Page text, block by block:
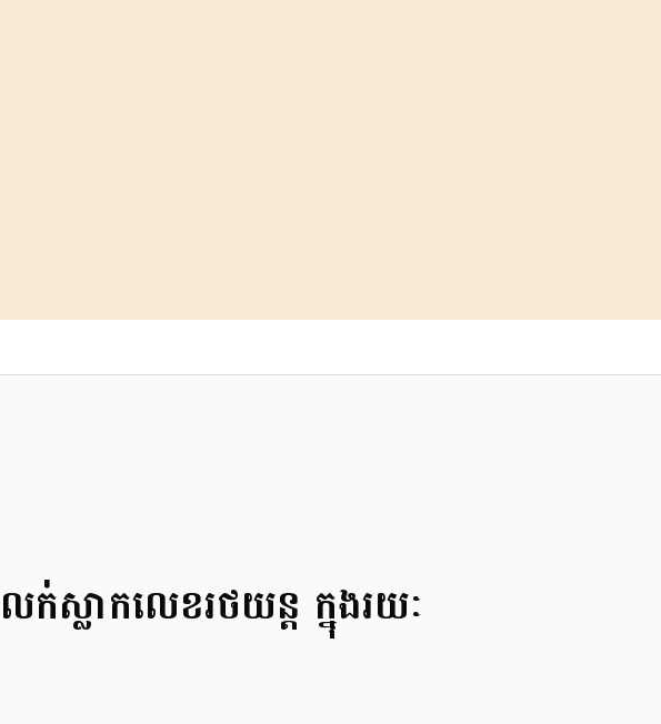
ស្លាកលេខរថយន្ដ ក្នុងរយៈ